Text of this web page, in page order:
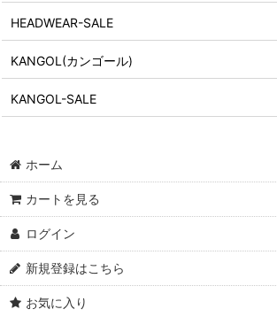
HEADWEAR-SALE
KANGOL(カンゴール)
KANGOL-SALE
ホーム
カートを見る
ログイン
新規登録はこちら
お気に入り